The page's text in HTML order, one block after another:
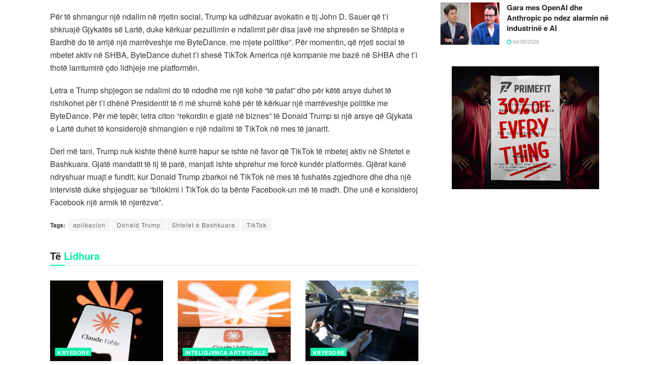
Për të shmangur një ndalim në rrjetin social, Trump ka udhëzuar avokatin e tij John D. Sauer që t’i
shkruajë Gjykatës së Lartë, duke kërkuar pezullimin e ndalimit për disa javë me shpresën se Shtëpia e
Bardhë do të arrijë një marrëveshje me ByteDance. me mjete politike”. Për momentin, që rrjeti social të
mbetet aktiv në SHBA, ByteDance duhet t’i shesë TikTok America një kompanie me bazë në SHBA dhe t’i
thotë lamtumirë çdo lidhjeje me platformën.
Letra e Trump shpjegon se ndalimi do të ndodhë me një kohë “të pafat” dhe për këtë arsye duhet të
rishikohet për t’i dhënë Presidentit të ri më shumë kohë për të kërkuar një marrëveshje politike me
ByteDance. Për më tepër, letra citon “rekordin e gjatë në biznes” të Donald Trump si një arsye që Gjykata
e Lartë duhet të konsiderojë shmangien e një ndalimi të TikTok në mes të janarit.
Deri më tani, Trump nuk kishte thënë kurrë hapur se ishte në favor që TikTok të mbetej aktiv në Shtetet e
Bashkuara. Gjatë mandatit të tij të parë, manjati ishte shprehur me forcë kundër platformës. Gjërat kanë
ndryshuar muajt e fundit, kur Donald Trump zbarkoi në TikTok në mes të fushatës zgjedhore dhe dha një
intervistë duke shpjeguar se “bllokimi i TikTok do ta bënte Facebook-un më të madh. Dhe unë e konsideroj
Facebook një armik të njerëzve”.
Tags: aplikacion Donald Trump Shtetet e Bashkuara TikTok
Të Lidhura
KRYESORE INTELIGJENCA ARTIFICIALE KRYESORE
Gara mes OpenAI dhe
Anthropic po ndez alarmin në
industrinë e AI
04/08/2026